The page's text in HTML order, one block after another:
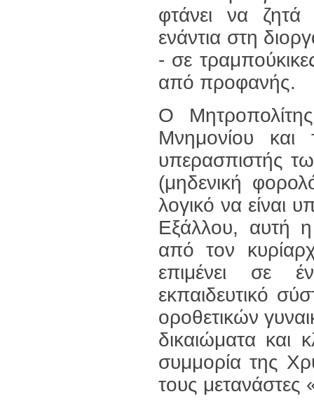
φτάνει να ζητά
ενάντια στη
- σε
από προφανής.
Ο
Μνημονίου και
υπερασπιστής
(μηδενική
λογικό να είναι
Εξάλλου, αυτή η
από τον
επιμένει σε
εκπαιδευτικό
οροθετικών
δικαιώματα και
συμμορία της
τους μετανάστες